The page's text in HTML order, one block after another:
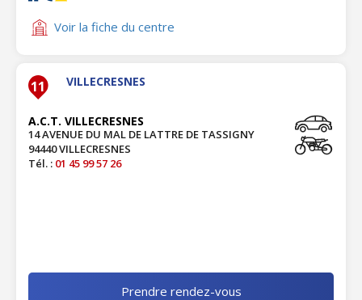
Voir la fiche du centre
11 VILLECRESNES
A.C.T. VILLECRESNES
14 AVENUE DU MAL DE LATTRE DE TASSIGNY
94440 VILLECRESNES
Tél. : 01 45 99 57 26
Prendre rendez-vous